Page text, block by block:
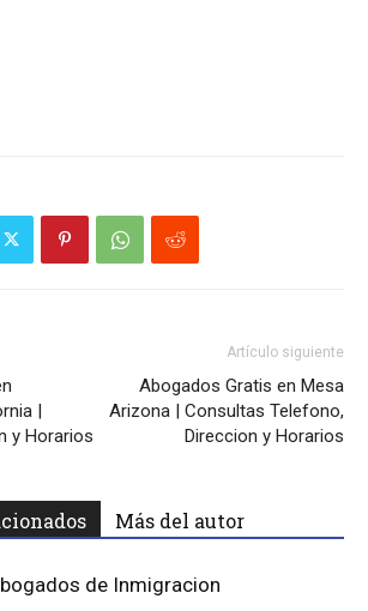
|
y Horarios
Artículo siguiente
Abogados Gratis en Mesa
Arizona | Consultas Telefono,
Direccion y Horarios
Más del autor
de Inmigracion